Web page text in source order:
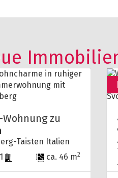
zu
Taisten Italien
ca. 46 m2